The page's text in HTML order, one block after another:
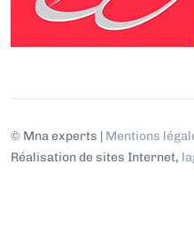
© Mna experts | Mentions
Réalisation de sites Internet,